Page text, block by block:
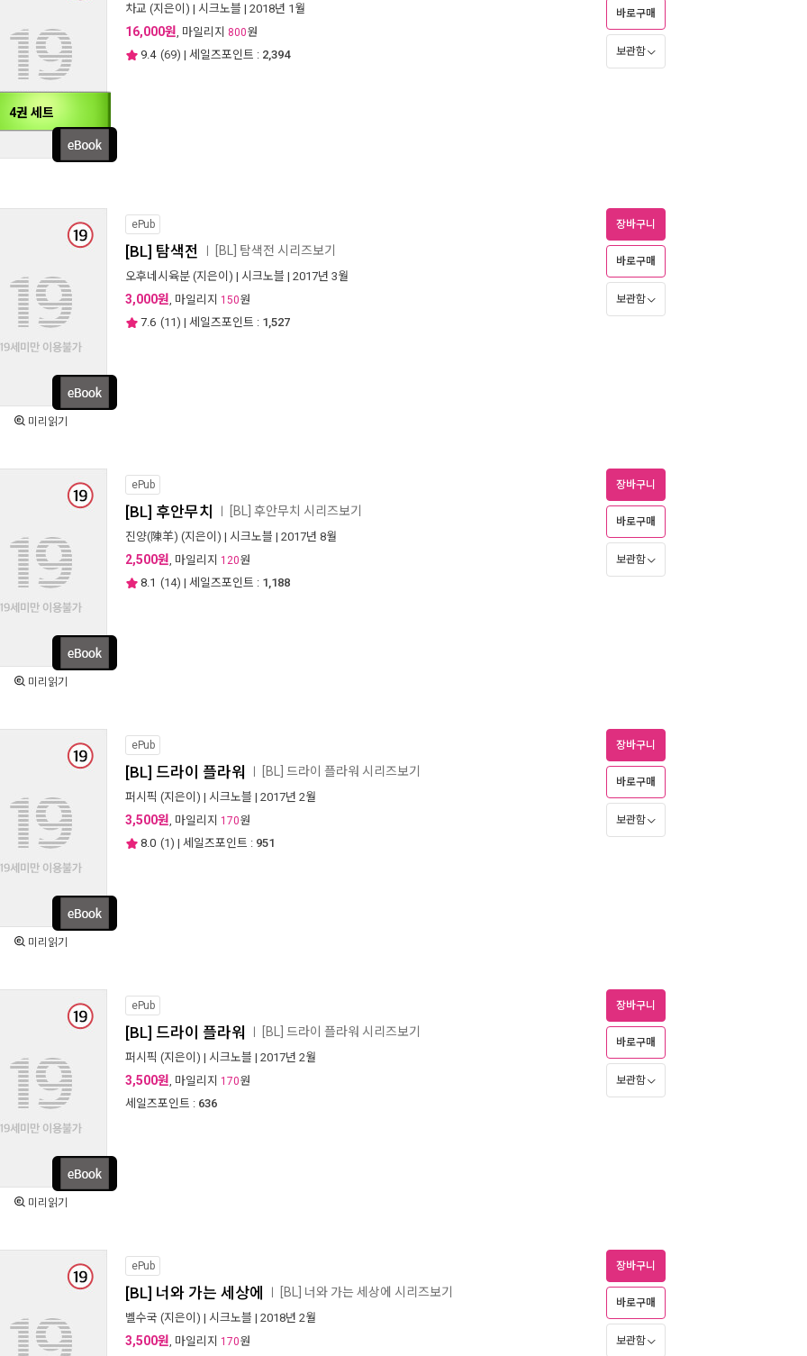
4권 세트
차교 (지은이) | 시크노블 | 2018년 1월
16,000원, 마일리지 800원
9.4 (69) | 세일즈포인트 : 2,394
바로구매
보관함
미리읽기
ePub
[BL] 탐색전 [BL] 탐색전 시리즈보기
오후네시육분 (지은이) | 시크노블 | 2017년 3월
3,000원, 마일리지 150원
7.6 (11) | 세일즈포인트 : 1,527
장바구니
바로구매
보관함
미리읽기
ePub
[BL] 후안무치 [BL] 후안무치 시리즈보기
진양(陳羊) (지은이) | 시크노블 | 2017년 8월
2,500원, 마일리지 120원
8.1 (14) | 세일즈포인트 : 1,188
장바구니
바로구매
보관함
미리읽기
ePub
[BL] 드라이 플라워 [BL] 드라이 플라워 시리즈보기
퍼시픽 (지은이) | 시크노블 | 2017년 2월
3,500원, 마일리지 170원
8.0 (1) | 세일즈포인트 : 951
장바구니
바로구매
보관함
미리읽기
ePub
[BL] 드라이 플라워 [BL] 드라이 플라워 시리즈보기
퍼시픽 (지은이) | 시크노블 | 2017년 2월
3,500원, 마일리지 170원
세일즈포인트 : 636
장바구니
바로구매
보관함
ePub
[BL] 너와 가는 세상에 [BL] 너와 가는 세상에 시리즈보기
벨수국 (지은이) | 시크노블 | 2018년 2월
3,500원, 마일리지 170원
장바구니
바로구매
보관함